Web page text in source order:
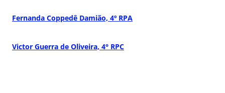
Fernanda Coppedê Damião, 4º RPA
Victor Guerra de Oliveira, 4° RPC